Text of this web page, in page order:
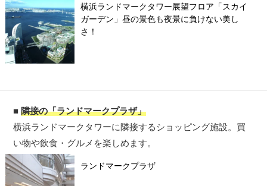
横浜ランドマークタワー展望フロア「スカイ
ガーデン」昼の景色も夜景に負けない美し
さ！
■隣接の「ランドマークプラザ」
横浜ランドマークタワーに隣接するショッピング施設。買
い物や飲食・グルメを楽しめます。
ランドマークプラザ